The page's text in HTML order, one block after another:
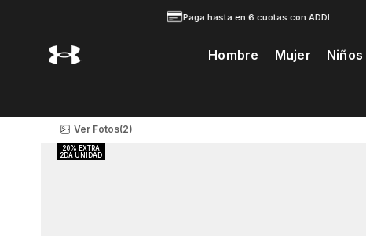
Paga hasta en 6 cuotas con ADDI
Hombre Mujer Niños
Ver Fotos(2)